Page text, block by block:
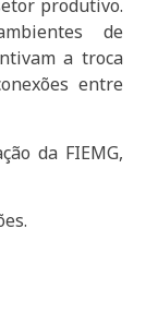
produtivo.
de
a troca
entre
da FIEMG,